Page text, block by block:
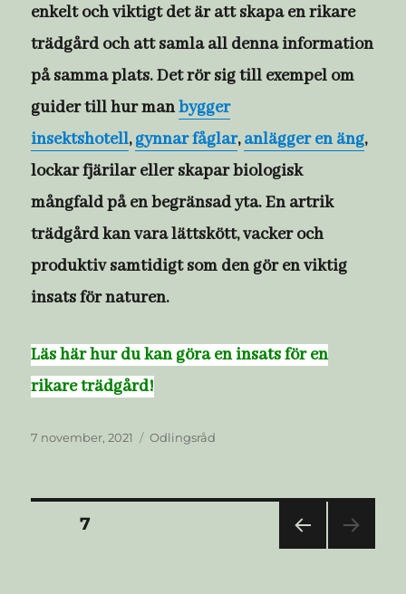
enkelt och viktigt det är att skapa en rikare
trädgård och att samla all denna information
på samma plats. Det rör sig till exempel om
guider till hur manbygger
insektshotell,gynnar fåglar,anlägger en äng,
lockar fjärilar eller skapar biologisk
mångfald på en begränsad yta. En artrik
trädgård kan vara lättskött, vacker och
produktiv samtidigt som den gör en viktig
insats för naturen.
Läs här hur du kan göra en insats för en
rikare trädgård!
Publicerat
7 november, 2021 Kategorier
Odlingsråd
Sidnumrering
SIDA7